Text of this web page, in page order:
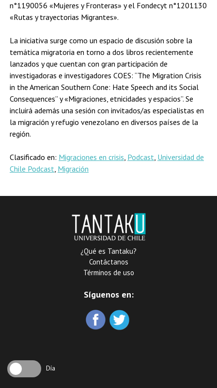
n°1190056 «Mujeres y Fronteras» y el Fondecyt n°1201130
«Rutas y trayectorias Migrantes».
La iniciativa surge como un espacio de discusión sobre la
temática migratoria en torno a dos libros recientemente
lanzados y que cuentan con gran participación de
investigadoras e investigadores COES: “The Migration Crisis
in the American Southern Cone: Hate Speech and its Social
Consequences” y «Migraciones, etnicidades y espacios”. Se
incluirá además una sesión con invitados/as especialistas en
la migración y refugio venezolano en diversos países de la
región.
Clasificado en: Migraciones en crisis, Podcast, Universidad de
Chile Podcast, Migración
¿Qué es Tantaku?
Contáctanos
Términos de uso
Síguenos en:
Día